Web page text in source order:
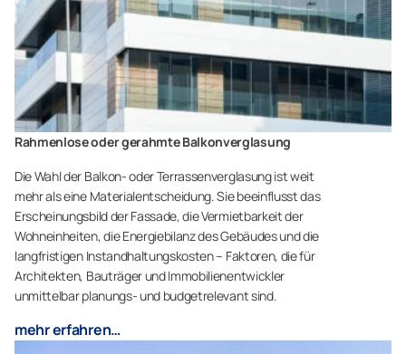
Rahmenlose oder gerahmte Balkonverglasung
Die Wahl der Balkon- oder Terrassenverglasung ist weit
mehr als eine Materialentscheidung. Sie beeinflusst das
Erscheinungsbild der Fassade, die Vermietbarkeit der
Wohneinheiten, die Energiebilanz des Gebäudes und die
langfristigen Instandhaltungskosten – Faktoren, die für
Architekten, Bauträger und Immobilienentwickler
unmittelbar planungs- und budgetrelevant sind.
mehr erfahren…